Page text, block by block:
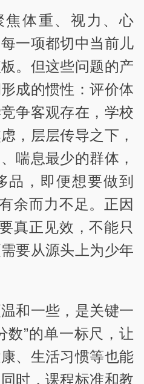
焦体重、视力、心
一项都切中当前儿
。但这些问题的产
成的惯性：评价体
争客观存在，学校
，层层传导之下，
喘息最少的群体，
品，即便想要做到
余而力不足。正因
真正见效，不能只
要从源头上为少年
和一些，是关键一
数”的单一标尺，让
、生活习惯等也能
时，课程标准和教